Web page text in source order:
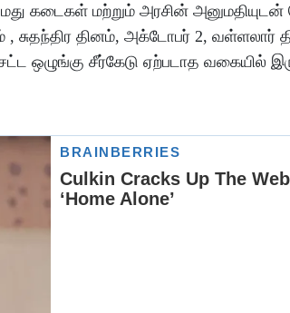
கடைகள் மற்றும் அரசின் அனுமதியுடன்
, சுதந்திர தினம், அக்டோபர் 2, வள்ளலார்
சட்ட ஒழுங்கு சீர்கேடு ஏற்படாத வகையில்